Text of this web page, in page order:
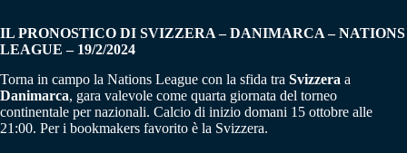
IL PRONOSTICO DI SVIZZERA – DANIMARCA – NATIONS
LEAGUE – 19/2/2024
Torna in campo la Nations League con la sfida tra Svizzera a
Danimarca, gara valevole come quarta giornata del torneo
continentale per nazionali. Calcio di inizio domani 15 ottobre alle
21:00. Per i bookmakers favorito è la Svizzera.